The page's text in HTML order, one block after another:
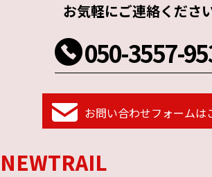
お気軽にご連絡ください
050-3557-
お問い合わせフォームは
NEWTRAIL